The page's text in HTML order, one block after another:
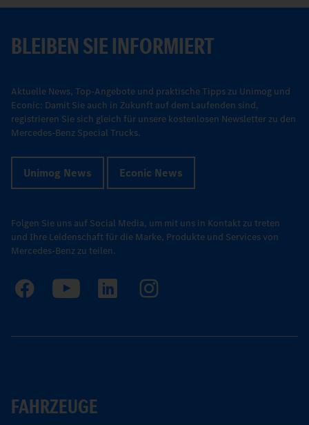
BLEIBEN SIE INFORMIERT
Aktuelle News, Top-Angebote und praktische Tipps zu Unimog und
Econic: Damit Sie auch in Zukunft auf dem Laufenden sind,
registrieren Sie sich gleich für unsere kostenlosen Newsletter zu den
Mercedes-Benz Special Trucks.
Unimog News Econic News
Folgen Sie uns auf Social Media, um mit uns in Kontakt zu treten
und Ihre Leidenschaft für die Marke, Produkte und Services von
Mercedes-Benz zu teilen.
FAHRZEUGE